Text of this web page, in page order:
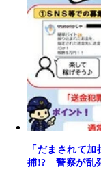
「だまされて
捕!? 警察が乱